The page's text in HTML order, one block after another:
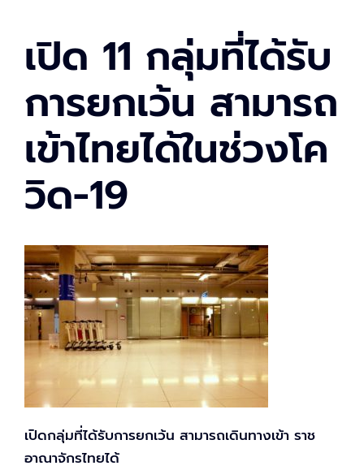
เปิด 11 กลุ่มที่ได้รับ
การยกเว้น สามารถ
เข้าไทยได้ในช่วงโค
วิด-19
เปิดกลุ่มที่ได้รับการยกเว้น สามารถเดินทางเข้า ราช
อาณาจักรไทยได้